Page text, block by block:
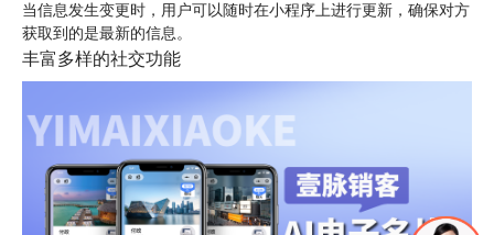
当信息发生变更时，用户可以随时在小程序上进行更新，确保对方
获取到的是最新的信息。
丰富多样的社交功能